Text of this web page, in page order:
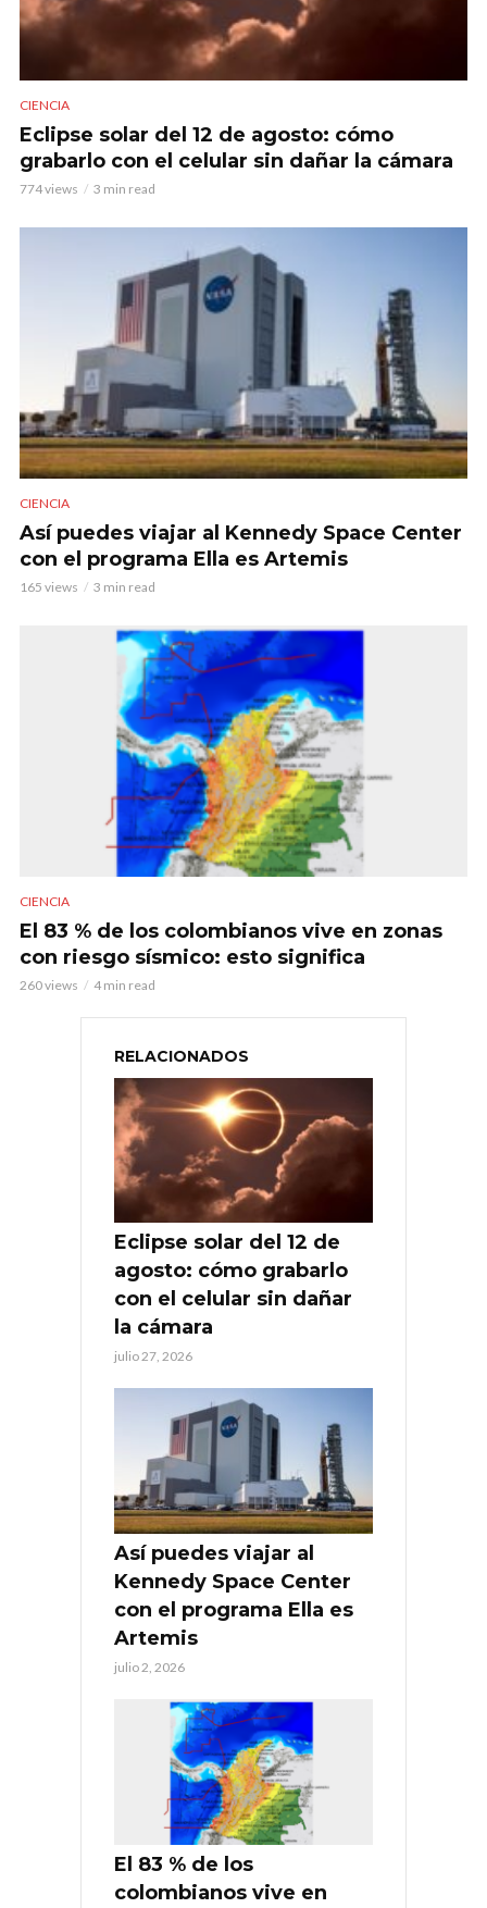
CIENCIA
Eclipse solar del 12 de agosto: cómo
grabarlo con el celular sin dañar la cámara
774 views 3 min read
CIENCIA
Así puedes viajar al Kennedy Space Center
con el programa Ella es Artemis
165 views 3 min read
CIENCIA
El 83 % de los colombianos vive en zonas
con riesgo sísmico: esto significa
260 views 4 min read
RELACIONADOS
Eclipse solar del 12 de
agosto: cómo grabarlo
con el celular sin dañar
la cámara
julio 27, 2026
Así puedes viajar al
Kennedy Space Center
con el programa Ella es
Artemis
julio 2, 2026
El 83 % de los
colombianos vive en